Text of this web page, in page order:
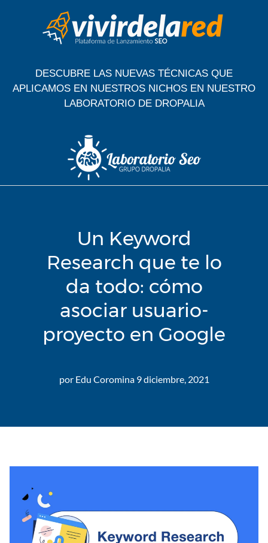
DESCUBRE LAS NUEVAS TÉCNICAS QUE
APLICAMOS EN NUESTROS NICHOS EN NUESTRO
LABORATORIO DE DROPALIA
Un Keyword
Research que te lo
da todo: cómo
asociar usuario-
proyecto en Google
por Edu Coromina 9 diciembre, 2021